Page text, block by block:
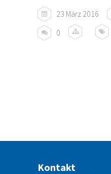
23 März 2016
0
Kontakt